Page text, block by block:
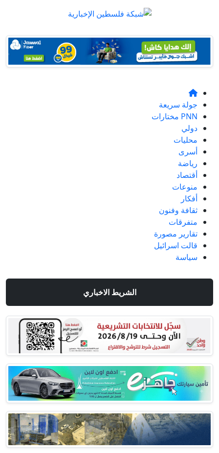
جولة سريعة
PNN مختارات
دولي
محليات
أسرى
رياضة
أقتصاد
منوعات
أفكار
ثقافة وفنون
متفرقات
تقارير مصورة
قالت اسرائيل
سياسة
الشريط الاخباري